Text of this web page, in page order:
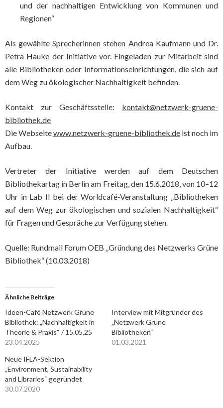
und der nachhaltigen Entwicklung von Kommunen und
Regionen“
Als gewählte Sprecherinnen stehen Andrea Kaufmann und Dr.
Petra Hauke der Initiative vor. Eingeladen zur Mitarbeit sind
alle Bibliotheken oder Informationseinrichtungen, die sich auf
dem Weg zu ökologischer Nachhaltigkeit befinden.
Kontakt zur Geschäftsstelle: kontakt@netzwerk-gruene-
bibliothek.de
Die Webseitewww.netzwerk-gruene-bibliothek.de ist noch im
Aufbau.
Vertreter der Initiative werden auf dem Deutschen
Bibliothekartag in Berlin am Freitag, den 15.6.2018, von 10–12
Uhr in Lab II bei der Worldcafé-Veranstaltung „Bibliotheken
auf dem Weg zur ökologischen und sozialen Nachhaltigkeit“
für Fragen und Gespräche zur Verfügung stehen.
Quelle: Rundmail Forum OEB „Gründung des Netzwerks Grüne
Bibliothek“ (10.03.2018)
Ähnliche Beiträge
Ideen-Café Netzwerk Grüne
Bibliothek: „Nachhaltigkeit in
Theorie & Praxis“ / 15.05.25
23.04.2025
Interview mit Mitgründer des
„Netzwerk Grüne
Bibliotheken“
01.03.2021
Neue IFLA-Sektion
„Environment, Sustainability
and Libraries“ gegründet
30.07.2020